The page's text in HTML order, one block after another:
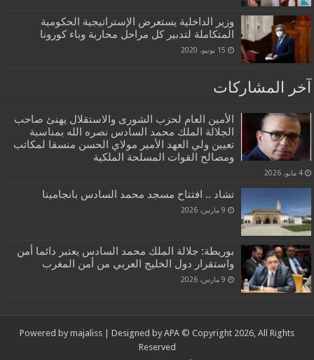
وزير الداخلية يستعرض الإستراتيجية الحكومية
المتكاملة لتدبير كل مراحل محاربة وباء كورونا
15 يونيو، 2020
آخر المشاركات
الأمين العام لحزب الشورى والاستقلال يهنئ صاحب
الجلالة الملك محمد السادس نصره الله بمناسبة
تعيين ولي العهد الأمير مولاي الحسن منسقا لمكاتب
ومصالح القوات المسلحة الملكية
4 مايو، 2026
تشاد .. افتتاح مسجد محمد السادس بانجامينا
9 مارس، 2026
بوريطة: جلالة الملك محمد السادس يعتبر دائما أمن
واستقرار دول الخليج العربي من أمن المغرب
9 مارس، 2026
Powered by majaliss | Designed by APA © Copyright 2026, All Rights
Reserved